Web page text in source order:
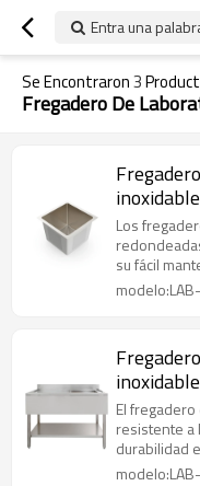
Entra una
Se Encontraron3
Fregadero De
Los
su fácil
El
resistente a
durabilidad